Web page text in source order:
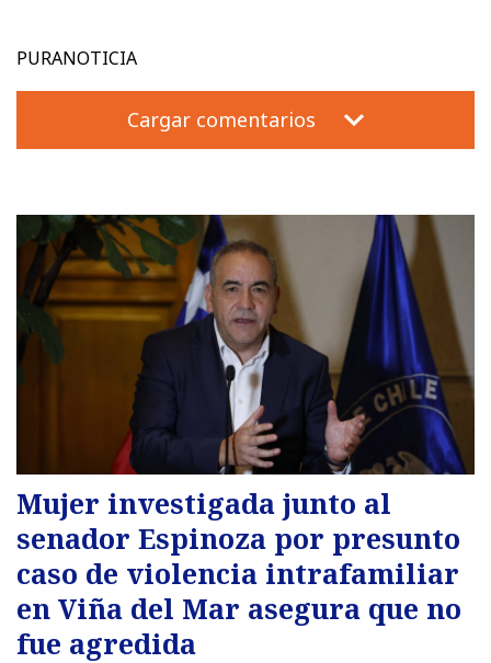
PURANOTICIA
Cargar comentarios
Mujer investigada junto al
senador Espinoza por presunto
caso de violencia intrafamiliar
en Viña del Mar asegura que no
fue agredida